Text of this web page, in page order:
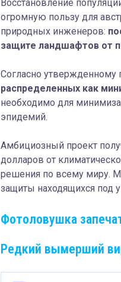
Восстановление
огромную пользу для
природных инженеров:
защите ландшафтов от
Согласно утвержденному
распределенных как
необходимо для
эпидемий.
Амбициозный проект
долларов от
решения по всему миру.
защиты находящихся под
Фотоловушка
Редкий вымерший